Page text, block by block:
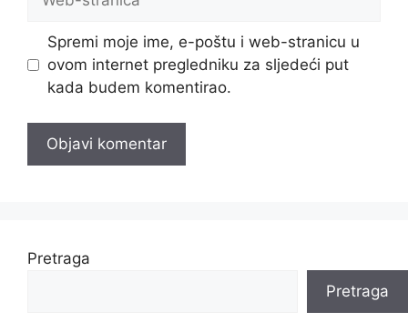
Spremi moje ime, e-poštu i web-stranicu u
ovom internet pregledniku za sljedeći put
kada budem komentirao.
Pretraga
Pretraga